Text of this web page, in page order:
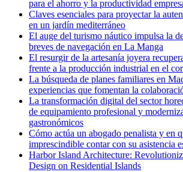
para el ahorro y la productividad
Claves esenciales para proyectar la
en un jardín mediterráneo
El auge del turismo náutico impulsa la
breves de navegación en La Manga
El resurgir de la artesanía joyera
frente a la producción industrial en el
La búsqueda de planes familiares en
experiencias que fomentan la
La transformación digital del sector
de equipamiento profesional y
gastronómicos
Cómo actúa un abogado penalista y en
imprescindible contar con su asistencia
Harbor Island Architecture:
Design on Residential Islands